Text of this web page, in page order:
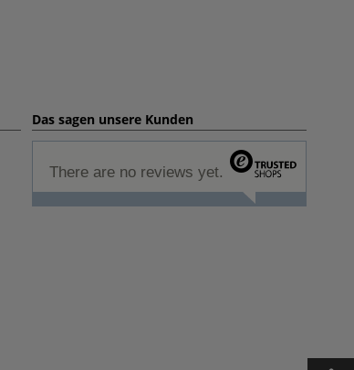
Das sagen unsere Kunden
There are no reviews yet.